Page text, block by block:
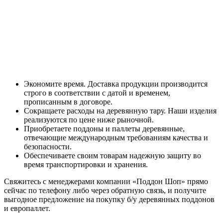
Экономите время. Доставка продукции производится
строго в соответствии с датой и временем,
прописанным в договоре.
Сокращаете расходы на деревянную тару. Наши изделия
реализуются по цене ниже рыночной.
Приобретаете поддоны и паллеты деревянные,
отвечающие международным требованиям качества и
безопасности.
Обеспечиваете своим товарам надежную защиту во
время транспортировки и хранения.
Свяжитесь с менеджерами компании «Поддон Шоп» прямо
сейчас по телефону либо через обратную связь, и получите
выгодное предложение на покупку б/у деревянных поддонов
и европаллет.